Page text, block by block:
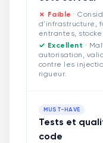
✗ Faible ·
d'infrastructure,
entrantes,
✓ Excellent ·
autorisation,
contre les
rigueur.
MUST-HAVE
Tests et
code